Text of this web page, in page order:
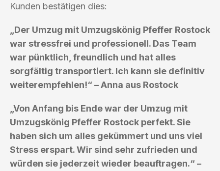
Kunden bestätigen dies:
„Der Umzug mit Umzugskönig Pfeffer Rostock
war stressfrei und professionell. Das Team
war pünktlich, freundlich und hat alles
sorgfältig transportiert. Ich kann sie definitiv
weiterempfehlen!“ – Anna aus Rostock
„Von Anfang bis Ende war der Umzug mit
Umzugskönig Pfeffer Rostock perfekt. Sie
haben sich um alles gekümmert und uns viel
Stress erspart. Wir sind sehr zufrieden und
würden sie jederzeit wieder beauftragen.“ –